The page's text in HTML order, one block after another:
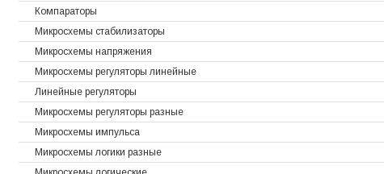
Компараторы
Микросхемы стабилизаторы
Микросхемы напряжения
Микросхемы регуляторы линейные
Линейные регуляторы
Микросхемы регуляторы разные
Микросхемы импульса
Микросхемы логики разные